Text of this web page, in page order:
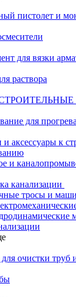
пистолет и
для вязки
раствора
для
и аксессуары к
и
канализации
тросы и
очистки труб